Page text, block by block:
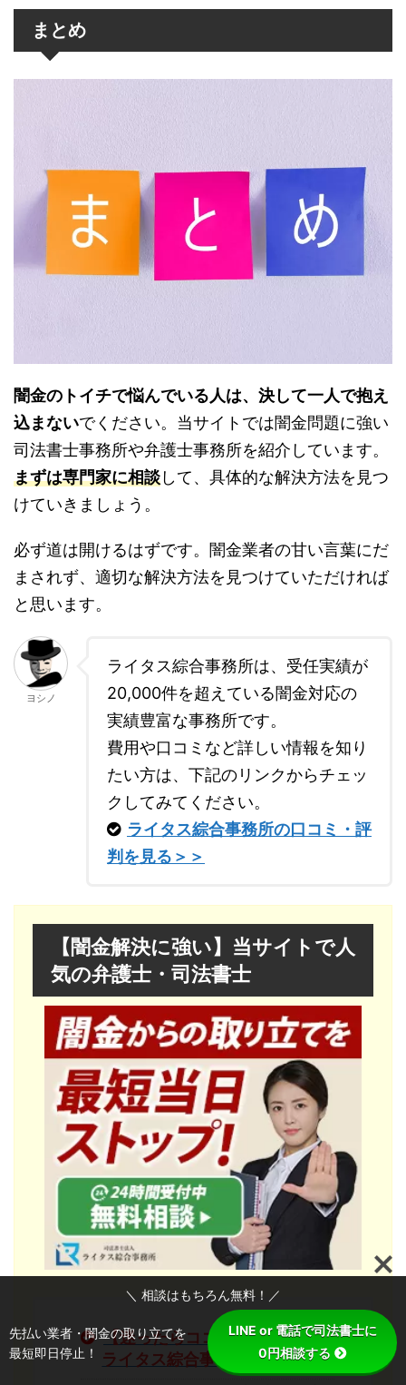
まとめ
闇金のトイチで悩んでいる人は、決して一人で抱え
込まないでください。当サイトでは闇金問題に強い
司法書士事務所や弁護士事務所を紹介しています。
まずは専門家に相談して、具体的な解決方法を見つ
けていきましょう。
必ず道は開けるはずです。闇金業者の甘い言葉にだ
まされず、適切な解決方法を見つけていただければ
と思います。
ヨシノ
ライタス綜合事務所は、受任実績が
20,000件を超えている闇金対応の
実績豊富な事務所です。
費用や口コミなど詳しい情報を知り
たい方は、下記のリンクからチェッ
クしてみてください。
ライタス綜合事務所の口コミ・評
判を見る＞＞
【闇金解決に強い】当サイトで人
気の弁護士・司法書士
【迷ったらココ】司法書士法人
ライタス綜合事務所
＼ 相談はもちろん無料！／
先払い業者・闇金の取り立てを
最短即日停止！
LINE or 電話で司法書士に
0円相談する